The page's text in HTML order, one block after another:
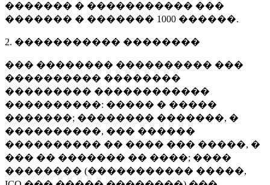
������� � ����������� ���
������� � ������� 1000 ������.
2. ����������� ��������
��� �������� ���������� ���
���������� ��������
��������� ������������
����������: ����� � �����
�������; �������� �������, �
����������, ��� ������
���������� �� ���� ��� �����, �
��� �� ������� �� ����; ����
�������� (����������� �����,